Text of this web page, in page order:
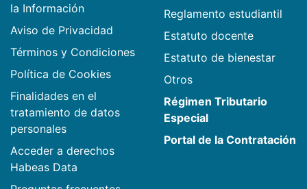
la Información
Aviso de Privacidad
Términos y Condiciones
Política de Cookies
Finalidades en el
tratamiento de datos
personales
Acceder a derechos
Habeas Data
Reglamento estudiantil
Estatuto docente
Estatuto de bienestar
Otros
Régimen Tributario
Especial
Portal de la Contratación